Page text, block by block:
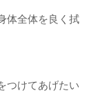
体全体を良く拭
つけてあげたい